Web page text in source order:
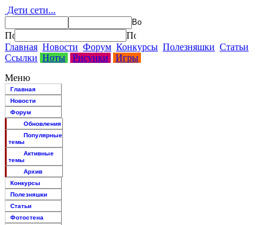
Дети сети...
Главная Новости Форум Конкурсы Полезняшки Статьи
Ссылки Ноты Рисунки
Игры
Меню
Главная
Новости
Форум
Обновления
Популярные
темы
Активные
темы
Архив
Конкурсы
Полезняшки
Статьи
Фотостена